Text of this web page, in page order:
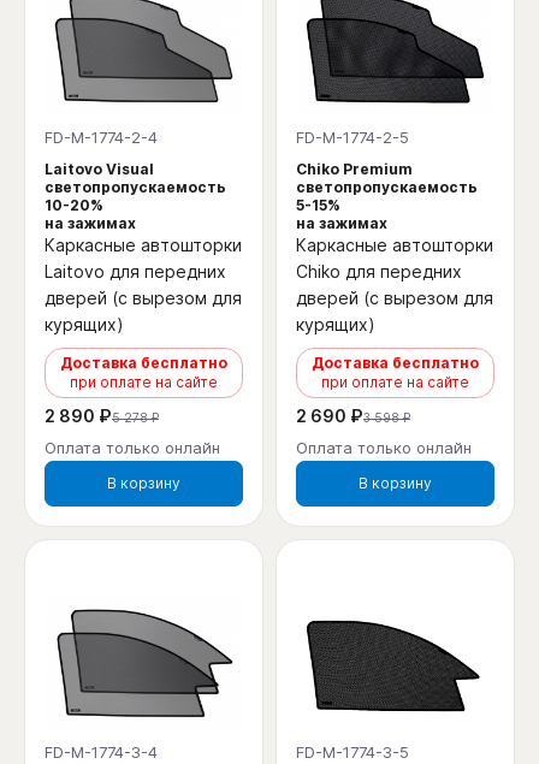
FD-M-1774-2-4
Laitovo Visual
светопропускаемость
10-20%
на зажимах
Каркасные автошторки
Laitovo для передних
дверей (с вырезом для
курящих)
Доставка бесплатно
при оплате на сайте
2 890 ₽5 278 ₽
Оплата только онлайн
В корзину
FD-M-1774-2-5
Chiko Premium
светопропускаемость
5-15%
на зажимах
Каркасные автошторки
Chiko для передних
дверей (с вырезом для
курящих)
Доставка бесплатно
при оплате на сайте
2 690 ₽3 598 ₽
Оплата только онлайн
В корзину
FD-M-1774-3-4 FD-M-1774-3-5